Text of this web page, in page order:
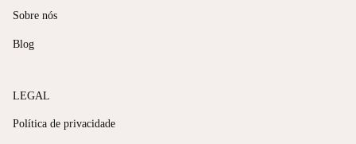
Sobre nós
Blog
LEGAL
Política de privacidade